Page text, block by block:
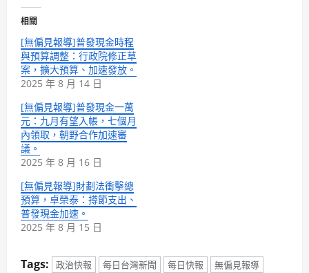
相關
[無偏見報導]普發現金時程
與預算調整：行政院修正草
案，擴大預算、加速發放。
2025 年 8 月 14 日
[無偏見報導]普發現金一萬
元：九月有望入帳，七個月
內領取，朝野合作加速審
議。
2025 年 8 月 16 日
[無偏見報導]財劃法衝擊總
預算，卓榮泰：撙節支出、
普發現金加速。
2025 年 8 月 15 日
Tags: 政治快報 每日台灣新聞 每日快報 無偏見報導